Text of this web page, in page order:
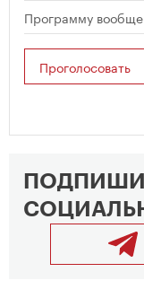
Программу вообще
Проголосовать